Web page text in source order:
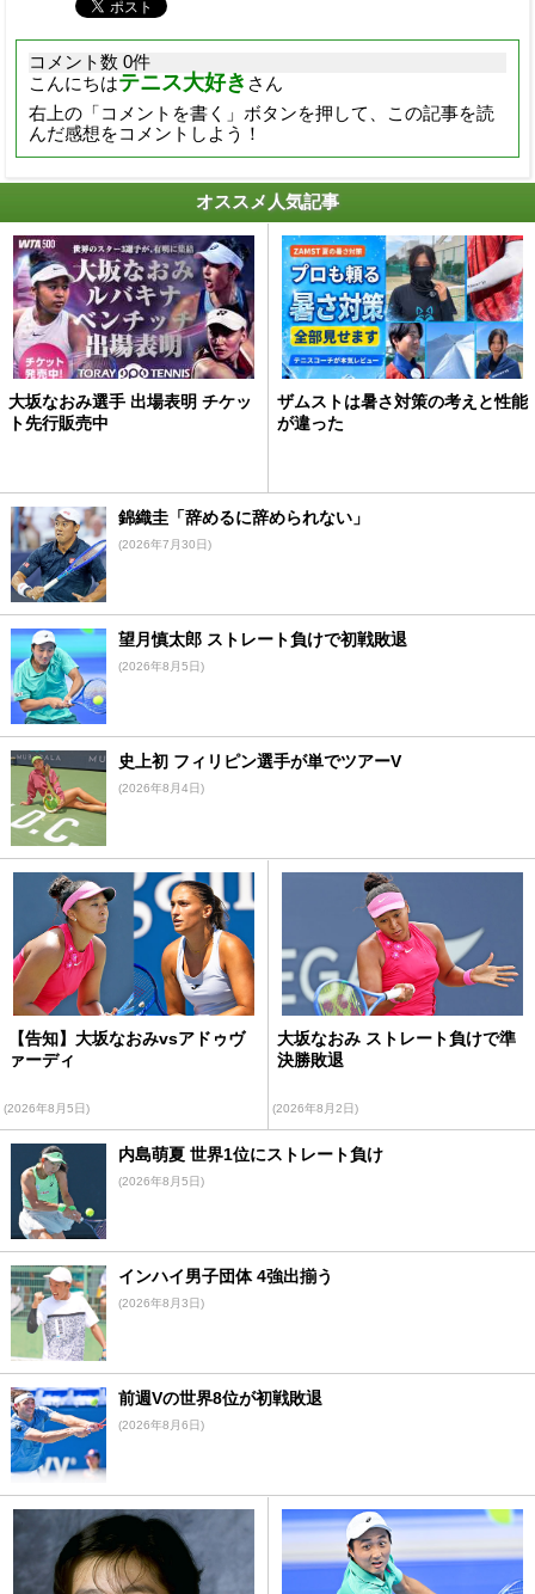
コメント数 0件
こんにちはテニス大好き さん
右上の「コメントを書く」ボタンを押して、この記事を読
んだ感想をコメントしよう！
オススメ人気記事
大坂なおみ選手 出場表明 チケッ
ト先行販売中
ザムストは暑さ対策の考えと性能
が違った
錦織圭「辞めるに辞められない」
(2026年7月30日)
望月慎太郎 ストレート負けで初戦敗退
(2026年8月5日)
史上初 フィリピン選手が単でツアーV
(2026年8月4日)
【告知】大坂なおみvsアドゥヴ
ァーディ
(2026年8月5日)
大坂なおみ ストレート負けで準
決勝敗退
(2026年8月2日)
内島萌夏 世界1位にストレート負け
(2026年8月5日)
インハイ男子団体 4強出揃う
(2026年8月3日)
前週Vの世界8位が初戦敗退
(2026年8月6日)